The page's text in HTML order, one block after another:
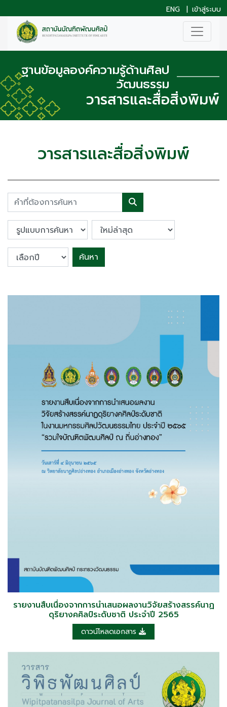
ENG | เข้าสู่ระบบ
ฐานข้อมูลองค์ความรู้ด้านศิลป
วัฒนธรรม
วารสารและสื่อสิ่งพิมพ์
วารสารและสื่อสิ่งพิมพ์
ค้นหา
รายงานสืบเนื่องจากการนำเสนอผลงานวิจัยสร้างสรรค์นาฏ
ดุริยางคศิลป์ระดับชาติ ประจำปี 2565
ดาวน์โหลดเอกสาร